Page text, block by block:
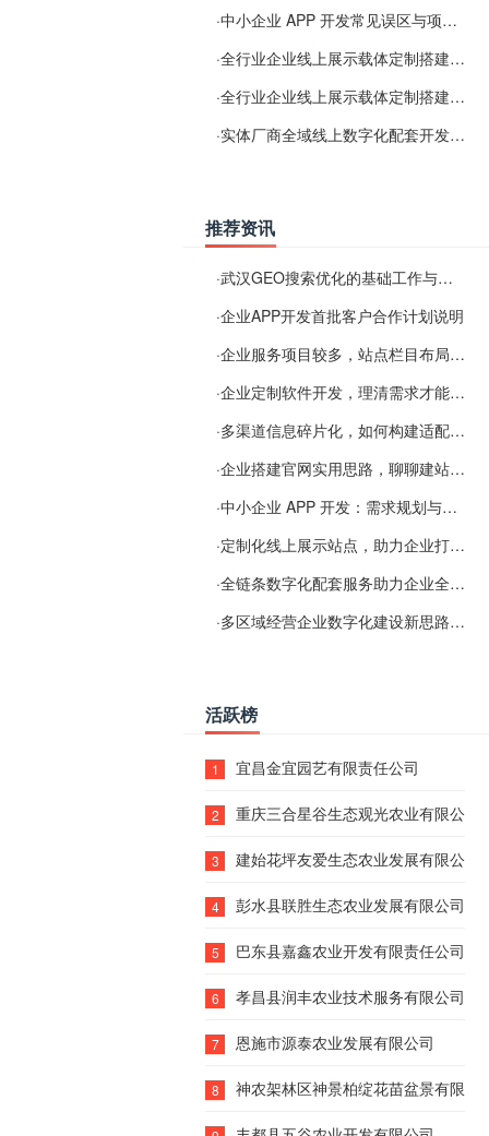
·中小企业 APP 开发常见误区与项目规划实用经验
·全行业企业线上展示载体定制搭建服务
·全行业企业线上展示载体定制搭建服务
·实体厂商全域线上数字化配套开发与地域检索优化服务
推荐资讯
·武汉GEO搜索优化的基础工作与实施思路
·企业APP开发首批客户合作计划说明
·企业服务项目较多，站点栏目布局规划参考思路
·企业定制软件开发，理清需求才能提升数字化落地效率
·多渠道信息碎片化，如何构建适配 AI 检索的品牌信息源
·企业搭建官网实用思路，聊聊建站容易忽视的问题
·中小企业 APP 开发：需求规划与项目落地避坑经验分享
·定制化线上展示站点，助力企业打通线上经营渠道
·全链条数字化配套服务助力企业全域线上经营
·多区域经营企业数字化建设新思路：多端载体与地域检索一体化落地思路分享
活跃榜
1 宜昌金宜园艺有限责任公司
2 重庆三合星谷生态观光农业有限公司
3 建始花坪友爱生态农业发展有限公司
4 彭水县联胜生态农业发展有限公司
5 巴东县嘉鑫农业开发有限责任公司
6 孝昌县润丰农业技术服务有限公司
7 恩施市源泰农业发展有限公司
8 神农架林区神景柏绽花苗盆景有限责